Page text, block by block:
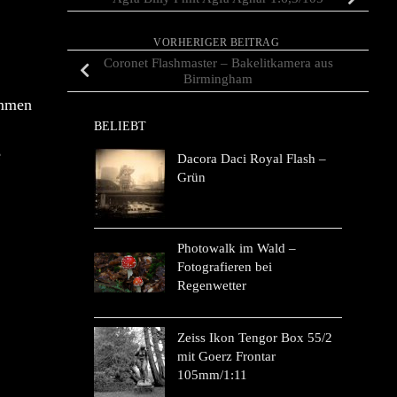
VORHERIGER BEITRAG
Coronet Flashmaster – Bakelitkamera aus
Birmingham
BELIEBT
Dacora Daci Royal Flash –
Grün
Photowalk im Wald –
Fotografieren bei
Regenwetter
Zeiss Ikon Tengor Box 55/2
mit Goerz Frontar
105mm/1:11